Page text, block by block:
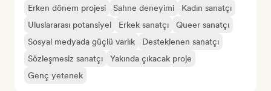
Erken dönem projesi
Sahne deneyimi
Kadın sanatçı
Uluslararası potansiyel
Erkek sanatçı
Queer sanatçı
Sosyal medyada güçlü varlık
Desteklenen sanatçı
Sözleşmesiz sanatçı
Yakında çıkacak proje
Genç yetenek